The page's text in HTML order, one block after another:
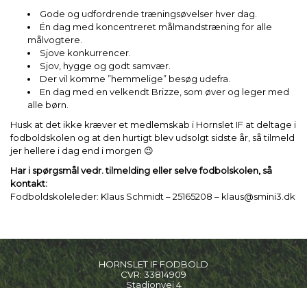
Gode og udfordrende træningsøvelser hver dag.
Én dag med koncentreret målmandstræning for alle
målvogtere.
Sjove konkurrencer.
Sjov, hygge og godt samvær.
Der vil komme ”hemmelige” besøg udefra.
En dag med en velkendt Brizze, som øver og leger med
alle børn.
Husk at det ikke kræver et medlemskab i Hornslet IF at deltage i
fodboldskolen og at den hurtigt blev udsolgt sidste år, så tilmeld
jer hellere i dag end i morgen 😉
Har i spørgsmål vedr. tilmelding eller selve fodbolskolen, så
kontakt:
Fodboldskoleleder: Klaus Schmidt – 25165208 – klaus@smini3.dk
HORNSLET IF FODBOLD
CVR:33814909
Stadionvej 4